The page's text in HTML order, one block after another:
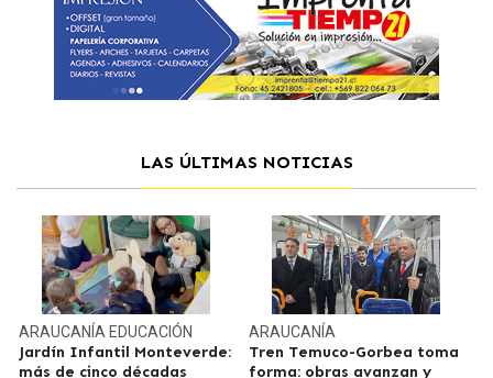
LAS ÚLTIMAS NOTICIAS
ARAUCANÍA EDUCACIÓN
Jardín Infantil Monteverde:
más de cinco décadas
ARAUCANÍA
Tren Temuco-Gorbea toma
forma: obras avanzan y